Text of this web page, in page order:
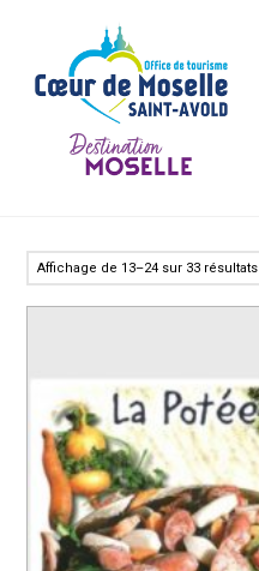
Affichage de 13–24 sur 33 résultats